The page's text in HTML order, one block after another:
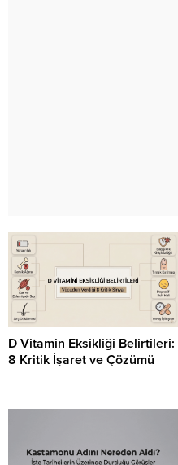
D Vitamin Eksikliği Belirtileri:
8 Kritik İşaret ve Çözümü